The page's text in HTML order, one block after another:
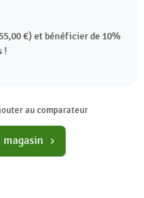
€) et bénéficier de 10%
!
au comparateur
chevron_right